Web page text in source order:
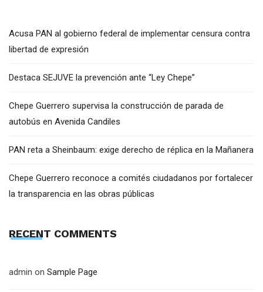
Acusa PAN al gobierno federal de implementar censura contra
libertad de expresión
Destaca SEJUVE la prevención ante “Ley Chepe”
Chepe Guerrero supervisa la construcción de parada de
autobús en Avenida Candiles
PAN reta a Sheinbaum: exige derecho de réplica en la Mañanera
Chepe Guerrero reconoce a comités ciudadanos por fortalecer
la transparencia en las obras públicas
RECENT COMMENTS
admin on Sample Page